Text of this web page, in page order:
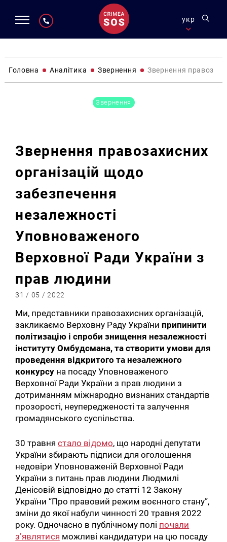
укр
Головна Аналітика Звернення Звернення
Звернення
Звернення правозахисних
організацій щодо
забезпечення
незалежності
Уповноваженого
Верховної Ради України з
прав людини
31 / 05 / 2022
Ми, представники правозахисних організацій,
закликаємо Верховну Раду України припинити
політизацію і спроби знищення незалежності
інституту Омбудсмана, та створити умови для
проведення відкритого та незалежного
конкурсу на посаду Уповноваженого
Верховної Ради України з прав людини з
дотриманням міжнародно визнаних стандартів
прозорості, неупередженості та залучення
громадянського суспільства.
30 травнястало відомо, що народні депутати
України збирають підписи для оголошення
недовіри Уповноваженій Верховної Ради
України з питань прав людини Людмилі
Денісовій відповідно до статті 12 Закону
України “Про правовий режим воєнного стану”,
зміни до якої набули чинності 20 травня 2022
року. Одночасно в публічному полі почали
з’являтися можливі кандидатури на цю посаду